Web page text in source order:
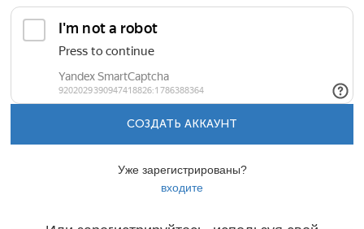
СОЗДАТЬ АККАУНТ
Уже зарегистрированы?
входите